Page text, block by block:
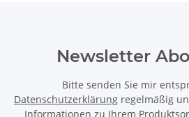
Newsletter
Bitte senden Sie mir
Datenschutzerklärung regelmäßig
Informationen zu Ihrem